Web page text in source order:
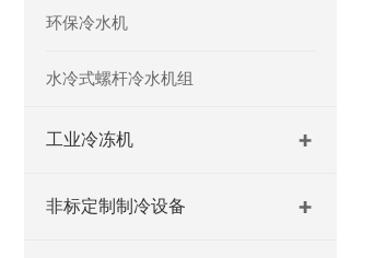
环保冷水机
水冷式螺杆冷水机组
工业冷冻机
非标定制制冷设备